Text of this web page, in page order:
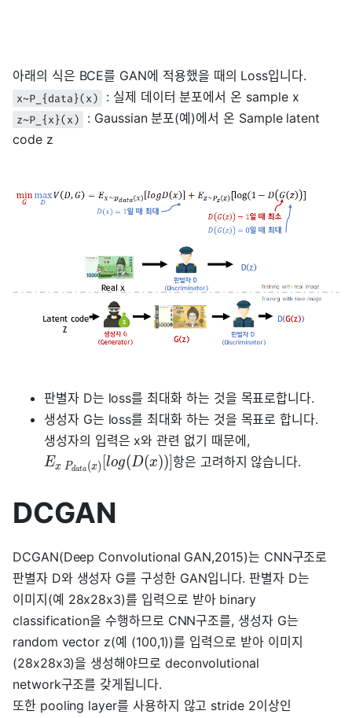
아래의 식은 BCE를 GAN에 적용했을 때의 Loss입니다.
x~P_{data}(x) : 실제 데이터 분포에서 온 sample x
z~P_{x}(x)
: Gaussian 분포(예)에서 온 Sample latent
code z
판별자 D는 loss를 최대화 하는 것을 목표로합니다.
생성자 G는 loss를 최대화 하는 것을 목표로 합니다.
생성자의 입력은 x와 관련 없기 때문에,
Ex Pdata (x) log(D(x)) 항은 고려하지 않습니다.
DCGAN
DCGAN(Deep Convolutional GAN,2015)는 CNN구조로
판별자 D와 생성자 G를 구성한 GAN입니다. 판별자 D는
이미지(예 28x28x3)를 입력으로 받아 binary
classification을 수행하므로 CNN구조를, 생성자 G는
random vector z(예 (100,1))를 입력으로 받아 이미지
(28x28x3)을 생성해야므로 deconvolutional
network구조를 갖게됩니다.
또한 pooling layer를 사용하지 않고 stride 2이상인